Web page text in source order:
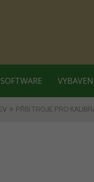
SOFTWARE
PŘÍSTROJE PRO